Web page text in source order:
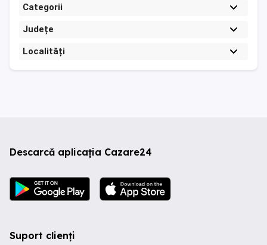
Categorii
Județe
Localități
Descarcă aplicația Cazare24
Suport clienți